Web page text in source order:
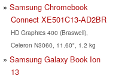
Samsung Chromebook
Connect XE501C13-AD2BR
HD Graphics 400 (Braswell),
Celeron N3060, 11.60", 1.2 kg
Samsung Galaxy Book Ion
13